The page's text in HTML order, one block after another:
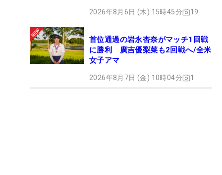
2026年8月6日 (木) 15時45分 19
首位通過の岩永杏奈がマッチ1回戦
に勝利 廣吉優梨菜も2回戦へ/全米
女子アマ
2026年8月7日 (金) 10時04分 1